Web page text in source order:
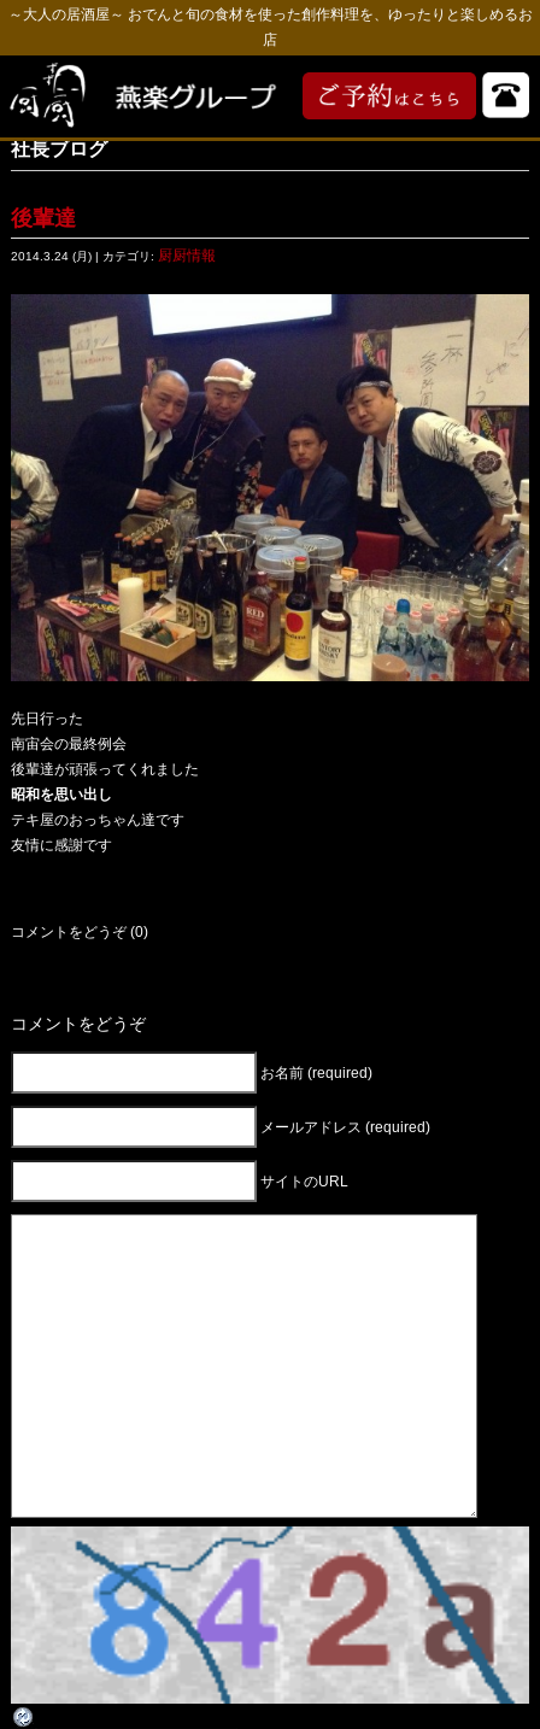
～大人の居酒屋～ おでんと旬の食材を使った創作料理を、ゆったりと楽しめるお
店
社長ブログ
後輩達
2014.3.24 (月) | カテゴリ: 厨厨情報
先日行った
南宙会の最終例会
後輩達が頑張ってくれました
昭和を思い出し
テキ屋のおっちゃん達です
友情に感謝です
コメントをどうぞ (0)
コメントをどうぞ
お名前 (required)
メールアドレス (required)
サイトのURL